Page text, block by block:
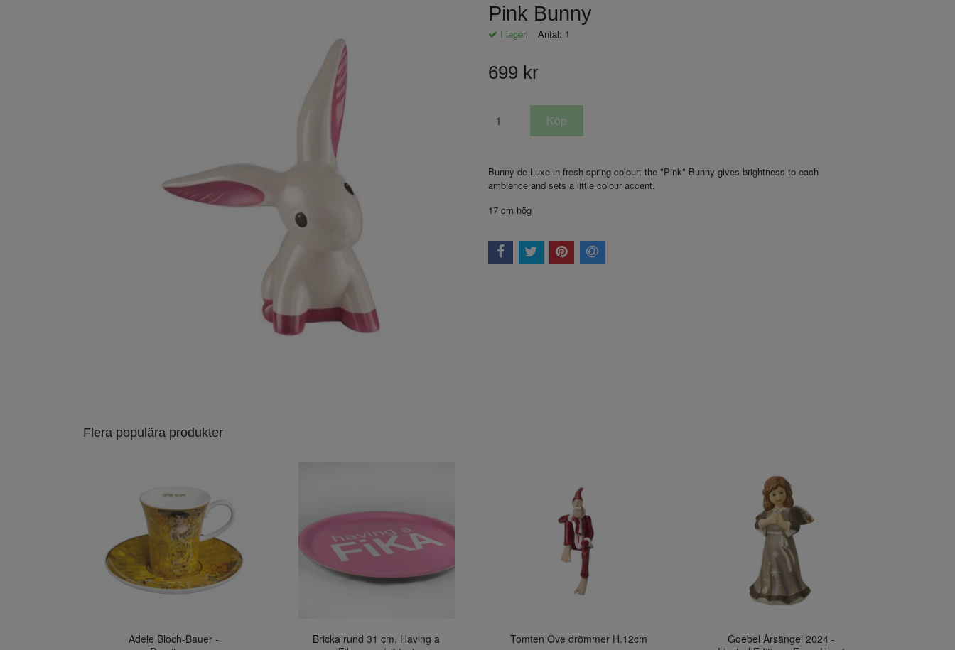
Pink Bunny
I lager. Antal: 1
699 kr
Bunny de Luxe in fresh spring colour: the "Pink" Bunny gives brightness to each
ambience and sets a little colour accent.
17 cm hög
Flera populära produkter
Adele Bloch-Bauer -
Bricka rund 31 cm, Having a
Tomten Ove drömmer H.12cm
Goebel Årsängel 2024 -